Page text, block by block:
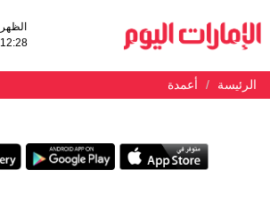
الظهر
12:28
الرئيسة أعمدة